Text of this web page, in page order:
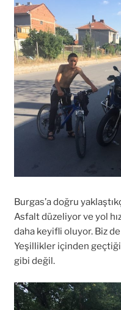
Burgas’a doğru
Asfalt düzeliyor ve yol
daha keyifli oluyor. Biz
Yeşillikler içinden
gibi değil.